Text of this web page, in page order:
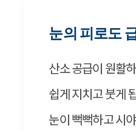
눈의 피로도
산소 공급이 원활
쉽게 지치고 붓게
눈이 뻑뻑하고 시